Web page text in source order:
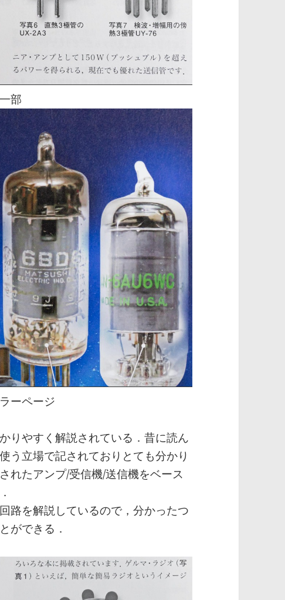
部
ーページ
りやすく解説されている．昔に読ん
う立場で記されておりとても分かり
れたアンプ/受信機/送信機をベース
路を解説しているので，分かったつ
ができる．